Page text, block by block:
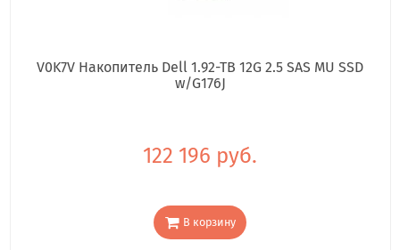
V0K7V Накопитель Dell 1.92-TB 12G 2.5 SAS MU SSD
w/G176J
122 196 руб.
В корзину